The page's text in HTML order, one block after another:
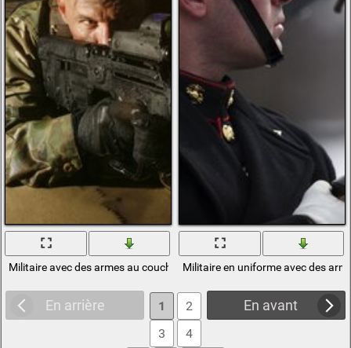
Militaire avec des armes au coucher du soleilMilitaire en uniforme avec des
En arrière En avant
1
2
3
4